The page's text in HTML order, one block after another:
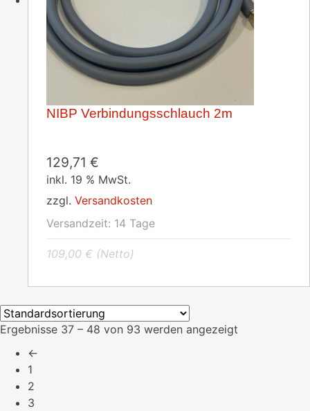
NIBP Verbindungsschlauch 2m
129,71 €
inkl. 19 % MwSt.
zzgl. Versandkosten
Versandzeit: 14 Tage
109,00 € (Netto)
Ergebnisse 37 – 48 von 93 werden angezeigt
←
1
2
3